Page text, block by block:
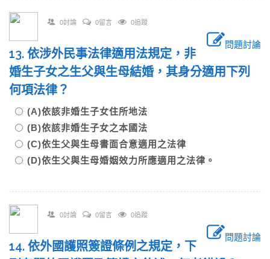
0討論 0留言 0追蹤
問題討論
13. 依涉外民事法律適用法規定，非
婚生子女之生父與生母結婚，其身分適用下列
何項法律？
(A)依該非婚生子女住所地法
(B)依該非婚生子女之本國法
(C)依生父與生母書面合意適用之法律
(D)依生父與生母婚姻效力所應適用之法律。
0討論 0留言 0追蹤
問題討論
14. 依外國護照簽證條例之規定，下